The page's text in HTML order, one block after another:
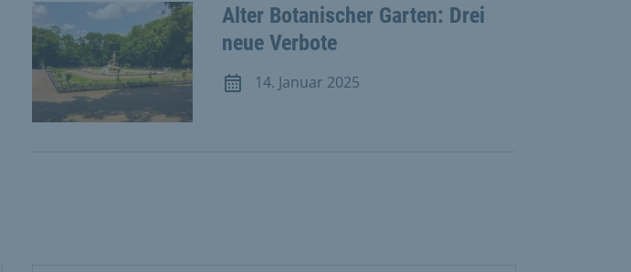
Alter Botanischer Garten: Drei
neue Verbote
Meldung vom 14. Januar 2025
14. Januar 2025